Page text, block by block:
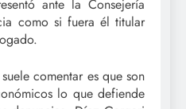
ante la Consejería
como si fuera él titular
comentar es que son
lo que defiende